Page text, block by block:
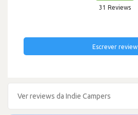
31 Reviews
Escrever review
Ver reviews da Indie Campers